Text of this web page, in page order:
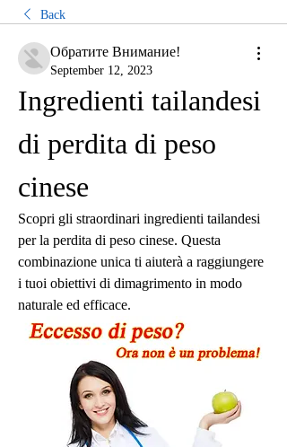
Back
Обратите Внимание!
September 12, 2023
Ingredienti tailandesi
di perdita di peso
cinese
Scopri gli straordinari ingredienti tailandesi
per la perdita di peso cinese. Questa
combinazione unica ti aiuterà a raggiungere
i tuoi obiettivi di dimagrimento in modo
naturale ed efficace.